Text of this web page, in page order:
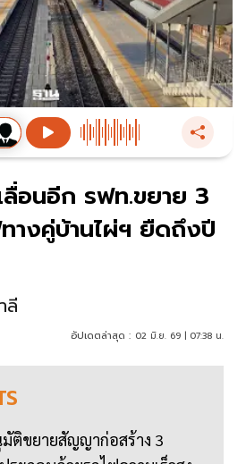
ลื่อนอีก รฟท.ขยาย 3
งคู่บ้านไผ่ฯ ยืดถึงปี
ลี
อัปเดตล่าสุด : 02 มิ.ย. 69 | 07:38 น.
ติขยายสัญญาก่อสร้าง 3